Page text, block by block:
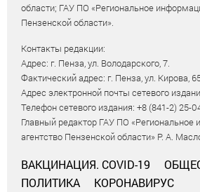
области; ГАУ ПО «Региональное
Пензенской области».
Контакты редакции:
Адрес: г. Пенза, ул. Володарского, 7.
Фактический адрес: г. Пенза, ул. Кирова,
Адрес электронной почты сетевого
Телефон сетевого издания: +8 (841-2) 25-
Главный редактор ГАУ ПО «Региональное
агентство Пензенской области» Р. А.
ВАКЦИНАЦИЯ. COVID-19
ПОЛИТИКА
КОРОНАВИРУС